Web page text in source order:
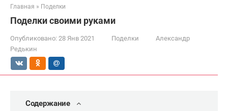
Главная » Поделки
Поделки своими руками
Опубликовано: 28 Янв 2021 Поделки
Александр
Редькин
Содержание